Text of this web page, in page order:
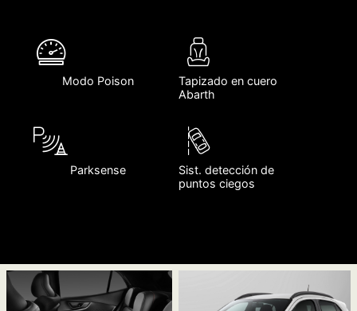
Modo Poison
Tapizado en cuero
Abarth
Parksense
Sist. detección de
puntos ciegos